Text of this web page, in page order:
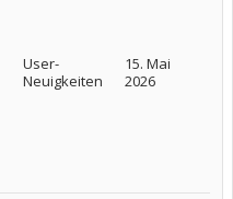
User-
Neuigkeiten
15. Mai
2026